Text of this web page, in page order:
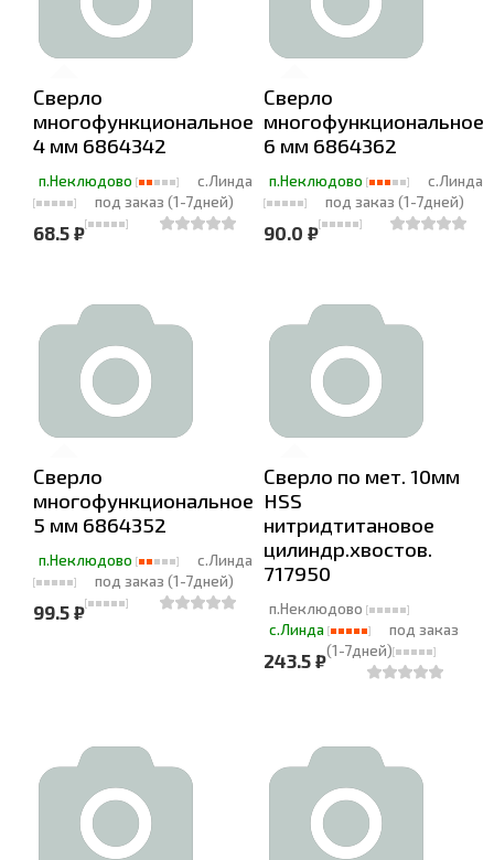
Сверло
многофункциональное
4 мм 6864342
п.Неклюдово
с.Линда
под заказ (1-7дней)
68.5 ₽
Сверло
многофункциональное
6 мм 6864362
п.Неклюдово
с.Линда
под заказ (1-7дней)
90.0 ₽
Сверло
многофункциональное
5 мм 6864352
п.Неклюдово
с.Линда
под заказ (1-7дней)
99.5 ₽
Сверло по мет. 10мм
HSS
нитридтитановое
цилиндр.хвостов.
717950
п.Неклюдово
с.Линда
под заказ
(1-7дней)
243.5 ₽